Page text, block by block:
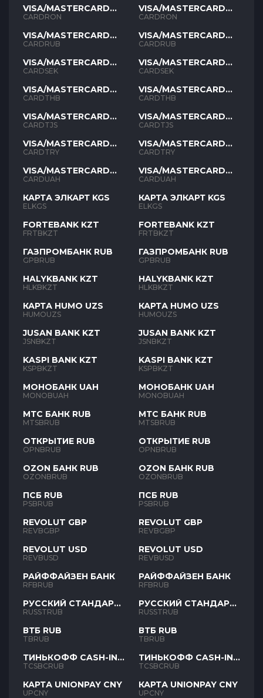
VISA/MASTERCARD
RON
CARDRON
VISA/MASTERCARD
RUB
CARDRUB
VISA/MASTERCARD
SEK
CARDSEK
VISA/MASTERCARD
THB
CARDTHB
VISA/MASTERCARD
TJS
CARDTJS
VISA/MASTERCARD
TYR
CARDTRY
VISA/MASTERCARD
UAH
CARDUAH
КАРТА ЭЛКАРТ KGS
ELKGS
FORTEBANK KZT
FRTBKZT
ГАЗПРОМБАНК RUB
GPBRUB
HALYKBANK KZT
HLKBKZT
КАРТА HUMO UZS
HUMOUZS
JUSAN BANK KZT
JSNBKZT
KASPI BANK KZT
KSPBKZT
МОНОБАНК UAH
MONOBUAH
МТС БАНК RUB
MTSBRUB
ОТКРЫТИЕ RUB
OPNBRUB
OZON БАНК RUB
OZONBRUB
ПСБ RUB
PSBRUB
REVOLUT GBP
REVBGBP
REVOLUT USD
REVBUSD
РАЙФФАЙЗЕН БАНК
RFBRUB
РУССКИЙ СТАНДАРТ
RUB
RUSSTRUB
ВТБ RUB
TBRUB
ТИНЬКОФФ CASH-IN
RUB
TCSBCRUB
КАРТА UNIONPAY CNY
UPCNY
VISA/MASTERCARD
RON
CARDRON
VISA/MASTERCARD
RUB
CARDRUB
VISA/MASTERCARD
SEK
CARDSEK
VISA/MASTERCARD
THB
CARDTHB
VISA/MASTERCARD
TJS
CARDTJS
VISA/MASTERCARD
TYR
CARDTRY
VISA/MASTERCARD
UAH
CARDUAH
КАРТА ЭЛКАРТ KGS
ELKGS
FORTEBANK KZT
FRTBKZT
ГАЗПРОМБАНК RUB
GPBRUB
HALYKBANK KZT
HLKBKZT
КАРТА HUMO UZS
HUMOUZS
JUSAN BANK KZT
JSNBKZT
KASPI BANK KZT
KSPBKZT
МОНОБАНК UAH
MONOBUAH
МТС БАНК RUB
MTSBRUB
ОТКРЫТИЕ RUB
OPNBRUB
OZON БАНК RUB
OZONBRUB
ПСБ RUB
PSBRUB
REVOLUT GBP
REVBGBP
REVOLUT USD
REVBUSD
РАЙФФАЙЗЕН БАНК
RFBRUB
РУССКИЙ СТАНДАРТ
RUB
RUSSTRUB
ВТБ RUB
TBRUB
ТИНЬКОФФ CASH-IN
RUB
TCSBCRUB
КАРТА UNIONPAY CNY
UPCNY